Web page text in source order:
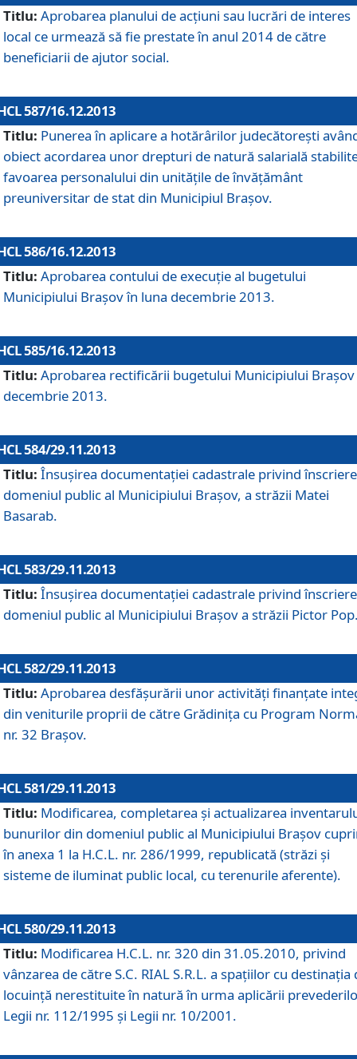
Titlu: Aprobarea planului de acţiuni sau lucrări de interes
local ce urmează să fie prestate în anul 2014 de către
beneficiarii de ajutor social.
587/16.12.2013
Titlu: Punerea în aplicare a hotărârilor judecătoreşti
obiect acordarea unor drepturi de natură salarială
favoarea personalului din unităţile de învăţământ
preuniversitar de stat din Municipiul Braşov.
586/16.12.2013
Titlu: Aprobarea contului de execuţie al bugetului
Municipiului Braşov în luna decembrie 2013.
585/16.12.2013
Titlu: Aprobarea rectificării bugetului Municipiului Braşov
decembrie 2013.
584/29.11.2013
Titlu: Însuşirea documentaţiei cadastrale privind
domeniul public al Municipiului Braşov, a străzii Matei
Basarab.
583/29.11.2013
Titlu: Însuşirea documentaţiei cadastrale privind
domeniul public al Municipiului Braşov a străzii Pictor
582/29.11.2013
Titlu: Aprobarea desfăşurării unor activităţi finanţate
din veniturile proprii de către Grădiniţa cu Program
nr. 32 Braşov.
581/29.11.2013
Titlu: Modificarea, completarea şi actualizarea
bunurilor din domeniul public al Municipiului Braşov
în anexa 1 la H.C.L. nr. 286/1999, republicată (străzi şi
sisteme de iluminat public local, cu terenurile aferente).
580/29.11.2013
Titlu: Modificarea H.C.L. nr. 320 din 31.05.2010, privind
vânzarea de către S.C. RIAL S.R.L. a spaţiilor cu destinaţia
locuinţă nerestituite în natură în urma aplicării
Legii nr. 112/1995 şi Legii nr. 10/2001.